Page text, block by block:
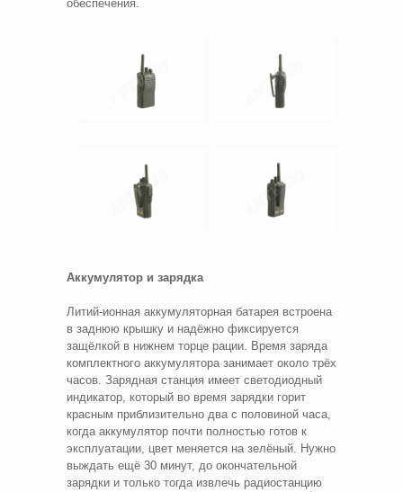
обеспечения.
Аккумулятор и зарядка
Литий-ионная аккумуляторная батарея встроена
в заднюю крышку и надёжно фиксируется
защёлкой в нижнем торце рации. Время заряда
комплектного аккумулятора занимает около трёх
часов. Зарядная станция имеет светодиодный
индикатор, который во время зарядки горит
красным приблизительно два с половиной часа,
когда аккумулятор почти полностью готов к
эксплуатации, цвет меняется на зелёный. Нужно
выждать ещё 30 минут, до окончательной
зарядки и только тогда извлечь радиостанцию